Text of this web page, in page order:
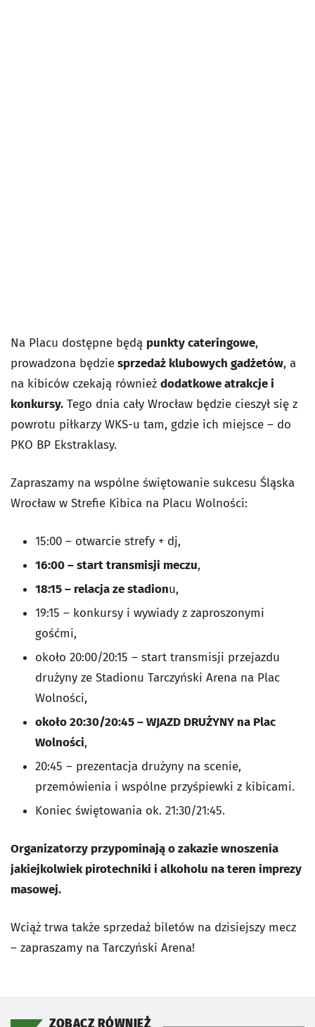
Na Placu dostępne będą punkty cateringowe,
prowadzona będziesprzedaż klubowych gadżetów, a
na kibiców czekają również dodatkowe atrakcje i
konkursy. Tego dnia cały Wrocław będzie cieszył się z
powrotu piłkarzy WKS-u tam, gdzie ich miejsce – do
PKO BP Ekstraklasy.
Zapraszamy na wspólne świętowanie sukcesu Śląska
Wrocław w Strefie Kibica na Placu Wolności:
15:00 – otwarcie strefy + dj,
16:00 – start transmisji meczu,
18:15 – relacja ze stadionu,
19:15 – konkursy i wywiady z zaproszonymi
gośćmi,
około 20:00/20:15 – start transmisji przejazdu
drużyny ze Stadionu Tarczyński Arena na Plac
Wolności,
około 20:30/20:45 – WJAZD DRUŻYNY na Plac
Wolności,
20:45 – prezentacja drużyny na scenie,
przemówienia i wspólne przyśpiewki z kibicami.
Koniec świętowania ok. 21:30/21:45.
Organizatorzy przypominają o zakazie wnoszenia
jakiejkolwiek pirotechniki i alkoholu na teren imprezy
masowej.
Wciąż trwa także sprzedaż biletów na dzisiejszy mecz
– zapraszamy na Tarczyński Arena!